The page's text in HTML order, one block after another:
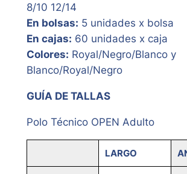
8/10 12/14
En bolsas: 5 unidades x bolsa
En cajas: 60 unidades x caja
Colores: Royal/Negro/Blanco y
Blanco/Royal/Negro
GUÍA DE TALLAS
Polo Técnico OPEN Adulto
LARGO